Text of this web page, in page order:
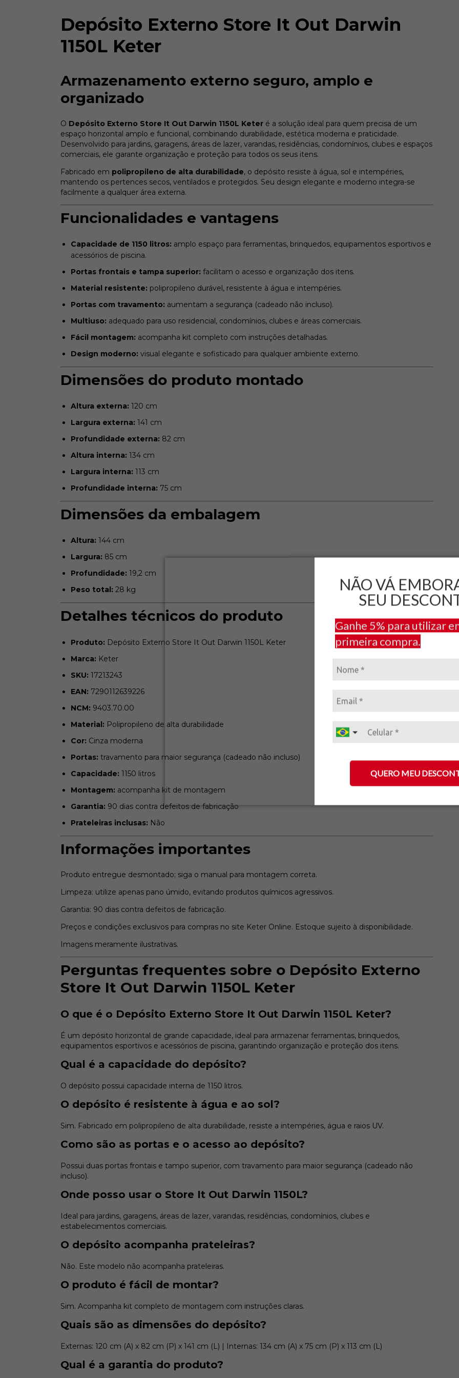
NÃO VÁ
SEU
Ganhe 5% para utilizar
primeira compra.
QUERO MEU
Depósito Externo Store It Out Darwin
1150L Keter
Armazenamento externo seguro, amplo e
organizado
O Depósito Externo Store It Out Darwin 1150L Keter é a solução ideal para quem precisa de um
espaço horizontal amplo e funcional, combinando durabilidade, estética moderna e praticidade.
Desenvolvido para jardins, garagens, áreas de lazer, varandas, residências, condomínios, clubes e espaços
comerciais, ele garante organização e proteção para todos os seus itens.
Fabricado em polipropileno de alta durabilidade, o depósito resiste à água, sol e intempéries,
mantendo os pertences secos, ventilados e protegidos. Seu design elegante e moderno integra-se
facilmente a qualquer área externa.
Funcionalidades e vantagens
Capacidade de 1150 litros: amplo espaço para ferramentas, brinquedos, equipamentos esportivos e
acessórios de piscina.
Portas frontais e tampa superior: facilitam o acesso e organização dos itens.
Material resistente: polipropileno durável, resistente à água e intempéries.
Portas com travamento: aumentam a segurança (cadeado não incluso).
Multiuso: adequado para uso residencial, condomínios, clubes e áreas comerciais.
Fácil montagem: acompanha kit completo com instruções detalhadas.
Design moderno: visual elegante e sofisticado para qualquer ambiente externo.
Dimensões do produto montado
Altura externa: 120 cm
Largura externa: 141 cm
Profundidade externa: 82 cm
Altura interna: 134 cm
Largura interna: 113 cm
Profundidade interna: 75 cm
Dimensões da embalagem
Altura: 144 cm
Largura: 85 cm
Profundidade: 19,2 cm
Peso total: 28 kg
Detalhes técnicos do produto
Produto: Depósito Externo Store It Out Darwin 1150L Keter
Marca: Keter
SKU: 17213243
EAN: 7290112639226
NCM: 9403.70.00
Material: Polipropileno de alta durabilidade
Cor: Cinza moderna
Portas: travamento para maior segurança (cadeado não incluso)
Capacidade: 1150 litros
Montagem: acompanha kit de montagem
Garantia: 90 dias contra defeitos de fabricação
Prateleiras inclusas: Não
Informações importantes
Produto entregue desmontado; siga o manual para montagem correta.
Limpeza: utilize apenas pano úmido, evitando produtos químicos agressivos.
Garantia: 90 dias contra defeitos de fabricação.
Preços e condições exclusivos para compras no site Keter Online. Estoque sujeito à disponibilidade.
Imagens meramente ilustrativas.
Perguntas frequentes sobre o Depósito Externo
Store It Out Darwin 1150L Keter
O que é o Depósito Externo Store It Out Darwin 1150L Keter?
É um depósito horizontal de grande capacidade, ideal para armazenar ferramentas, brinquedos,
equipamentos esportivos e acessórios de piscina, garantindo organização e proteção dos itens.
Qual é a capacidade do depósito?
O depósito possui capacidade interna de 1150 litros.
O depósito é resistente à água e ao sol?
Sim. Fabricado em polipropileno de alta durabilidade, resiste a intempéries, água e raios UV.
Como são as portas e o acesso ao depósito?
Possui duas portas frontais e tampo superior, com travamento para maior segurança (cadeado não
incluso).
Onde posso usar o Store It Out Darwin 1150L?
Ideal para jardins, garagens, áreas de lazer, varandas, residências, condomínios, clubes e
estabelecimentos comerciais.
O depósito acompanha prateleiras?
Não. Este modelo não acompanha prateleiras.
O produto é fácil de montar?
Sim. Acompanha kit completo de montagem com instruções claras.
Quais são as dimensões do depósito?
Externas: 120 cm (A) x 82 cm (P) x 141 cm (L) | Internas: 134 cm (A) x 75 cm (P) x 113 cm (L)
Qual é a garantia do produto?